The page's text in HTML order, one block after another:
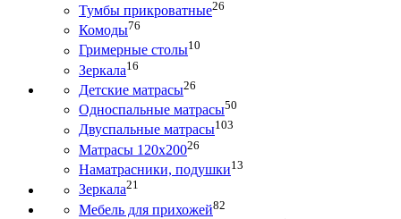
Тумбы прикроватные26
Комоды76
Гримерные столы10
Зеркала16
Детские матрасы26
Односпальные матрасы50
Двуспальные матрасы103
Матрасы 120х20026
Наматрасники, подушки13
Зеркала21
Мебель для прихожей82